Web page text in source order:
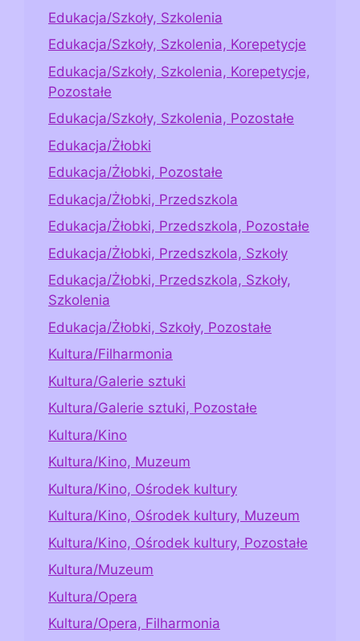
Edukacja/Szkoły, Szkolenia
Edukacja/Szkoły, Szkolenia, Korepetycje
Edukacja/Szkoły, Szkolenia, Korepetycje,
Pozostałe
Edukacja/Szkoły, Szkolenia, Pozostałe
Edukacja/Żłobki
Edukacja/Żłobki, Pozostałe
Edukacja/Żłobki, Przedszkola
Edukacja/Żłobki, Przedszkola, Pozostałe
Edukacja/Żłobki, Przedszkola, Szkoły
Edukacja/Żłobki, Przedszkola, Szkoły,
Szkolenia
Edukacja/Żłobki, Szkoły, Pozostałe
Kultura/Filharmonia
Kultura/Galerie sztuki
Kultura/Galerie sztuki, Pozostałe
Kultura/Kino
Kultura/Kino, Muzeum
Kultura/Kino, Ośrodek kultury
Kultura/Kino, Ośrodek kultury, Muzeum
Kultura/Kino, Ośrodek kultury, Pozostałe
Kultura/Muzeum
Kultura/Opera
Kultura/Opera, Filharmonia